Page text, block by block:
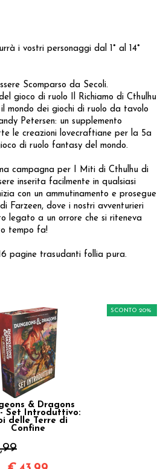
i vostri personaggi dal 1° al 14°
Scomparso da Secoli.
gioco di ruolo Il Richiamo di Cthulhu
mondo dei giochi di ruolo da tavolo
Petersen: un supplemento
le creazioni lovecraftiane per la 5a
di ruolo fantasy del mondo.
campagna per I Miti di Cthulhu di
inserita facilmente in qualsiasi
con un ammutinamento e prosegue
Farzeen, dove i nostri avventurieri
legato a un orrore che si riteneva
tempo fa!
pagine trasudanti follia pura.
& Dragons
Set Introduttivo:
delle Terre di
Confine
SCONTO 20%